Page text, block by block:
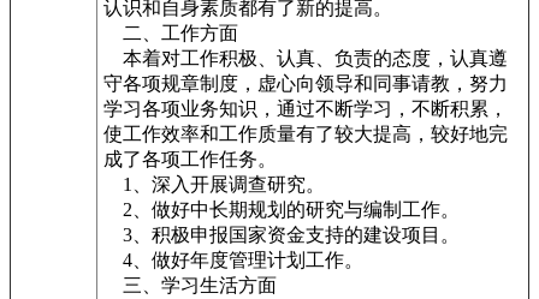
认识和自身素质都有了新的提高。
二、工作方面
本着对工作积极、认真、负责的态度，认真遵
守各项规章制度，虚心向领导和同事请教，努力
学习各项业务知识，通过不断学习，不断积累，
使工作效率和工作质量有了较大提高，较好地完
成了各项工作任务。
1、深入开展调查研究。
2、做好中长期规划的研究与编制工作。
3、积极申报国家资金支持的建设项目。
4、做好年度管理计划工作。
三、学习生活方面